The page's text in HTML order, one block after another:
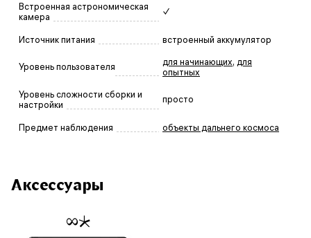
Встроенная астрономическая
камера
✓
Источник питания встроенный аккумулятор
Уровень пользователя для начинающих, для
опытных
Уровень сложности сборки и
настройки
просто
Предмет наблюдения объекты дальнего космоса
Аксессуары